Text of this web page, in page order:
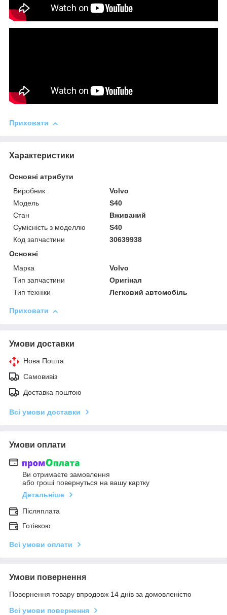
Приховати
Характеристики
Основні атрибути
Виробник
Volvo
Модель
S40
Стан
Вживаний
Сумісність з моделлю
S40
Код запчастини
30639938
Основні
Марка
Volvo
Тип запчастини
Оригінал
Тип техніки
Легковий автомобіль
Приховати
Умови доставки
Нова Пошта
Самовивіз
Доставка поштою
Всі умови доставки
Умови оплати
Ви отримаєте замовлення
або гроші повернуться на вашу картку
Детальніше
Післяплата
Готівкою
Всі умови оплати
Умови повернення
Повернення товару впродовж 14 днів за домовленістю
Всі умови повернення